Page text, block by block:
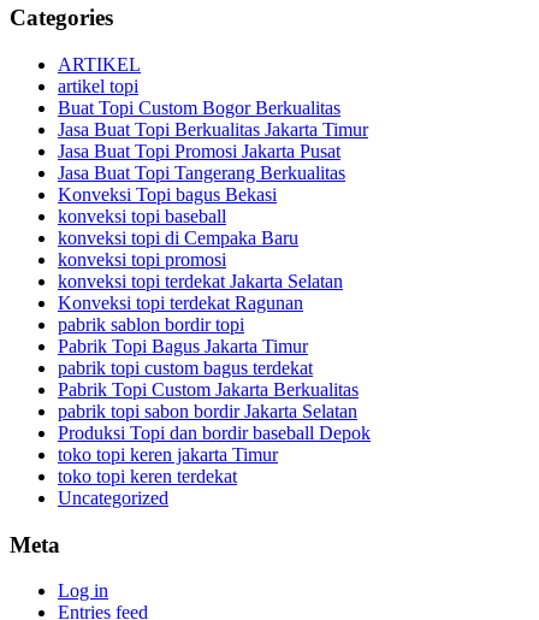
Categories
ARTIKEL
artikel topi
Buat Topi Custom Bogor Berkualitas
Jasa Buat Topi Berkualitas Jakarta Timur
Jasa Buat Topi Promosi Jakarta Pusat
Jasa Buat Topi Tangerang Berkualitas
Konveksi Topi bagus Bekasi
konveksi topi baseball
konveksi topi di Cempaka Baru
konveksi topi promosi
konveksi topi terdekat Jakarta Selatan
Konveksi topi terdekat Ragunan
pabrik sablon bordir topi
Pabrik Topi Bagus Jakarta Timur
pabrik topi custom bagus terdekat
Pabrik Topi Custom Jakarta Berkualitas
pabrik topi sabon bordir Jakarta Selatan
Produksi Topi dan bordir baseball Depok
toko topi keren jakarta Timur
toko topi keren terdekat
Uncategorized
Meta
Log in
Entries feed